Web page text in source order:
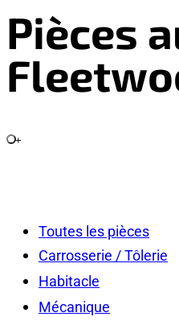
Pièces
+
Toutes les pièces
Carrosserie / Tôlerie
Habitacle
Mécanique